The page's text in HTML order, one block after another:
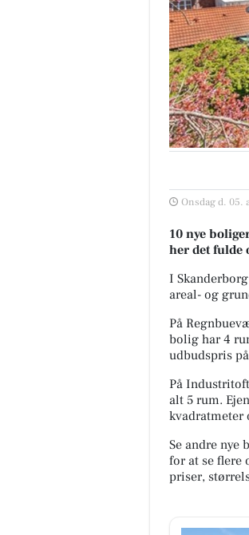
Onsdag d. 05.
10 nye
her det fulde
I
areal- og
På
bolig har 4
udbudspris
På
alt 5 rum.
kvadratmeter
Se andre nye
for at se flere
priser,